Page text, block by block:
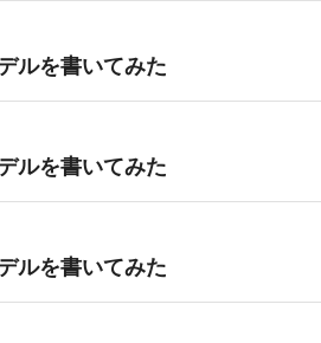
ルを書いてみた
ルを書いてみた
ルを書いてみた